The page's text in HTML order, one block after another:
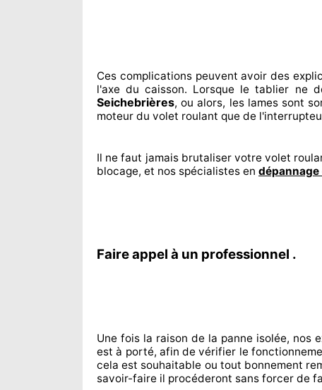
Ces complications peuvent avoir des
l'axe du caisson. Lorsque le tablier ne
Seichebrières, ou alors, les lames sont
moteur du volet roulant que de
Il ne faut jamais brutaliservotre volet
blocage, et nos spécialistes en
Faire appel à un professionnel .
Une fois la raison de la panne isolée, nos
est à porté, afin de vérifier le
cela est souhaitable ou tout bonnement
savoir-faire il procéderont sans forcer de